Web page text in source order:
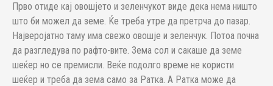
Прво отиде кај овошјето и зеленчукот виде дека нема ништо
што би можел да земе. Ќе треба утре да претрча до пазар.
Најверојатно таму има свежо овошје и зеленчук. Потоа почна
да разгледува по рафто-вите. Зема сол и сакаше да земе
шеќер но се премисли. Веќе подолго време не користи
шеќер и треба да зема само за Ратка. А Ратка може да